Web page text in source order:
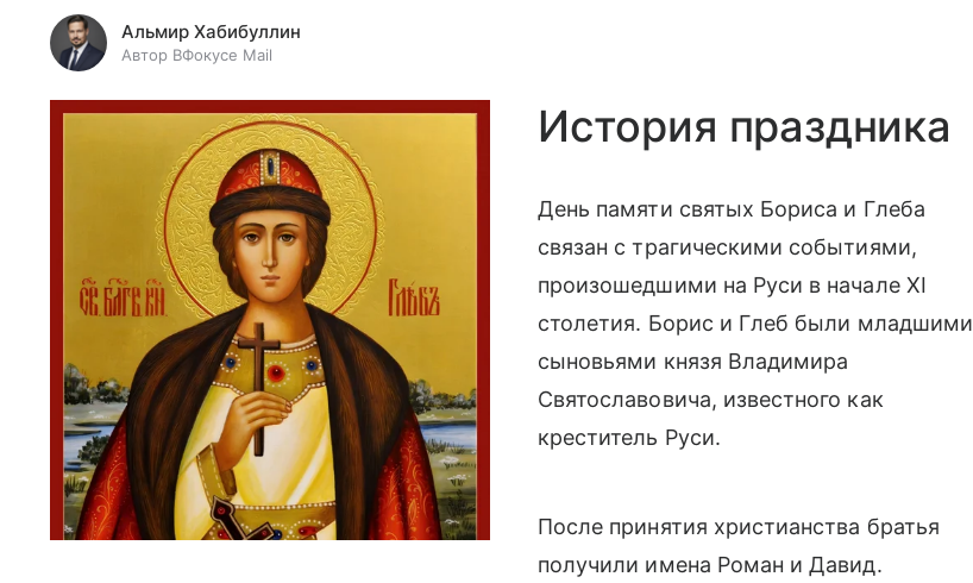
Альмир Хабибуллин
Автор ВФокусе Mail
История праздника
День памяти святых Бориса и Глеба
связан с трагическими событиями,
произошедшими на Руси в начале XI
столетия. Борис и Глеб были младшими
сыновьями князя Владимира
Святославовича, известного как
креститель Руси.
После принятия христианства братья
получили имена Роман и Давид.